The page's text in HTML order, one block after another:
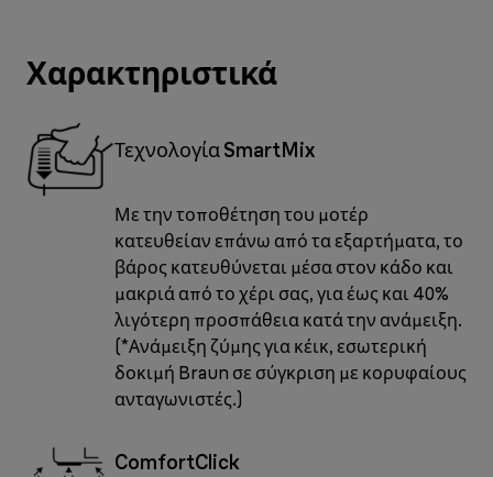
Χαρακτηριστικά
Τεχνολογία SmartMix
Με την τοποθέτηση του μοτέρ
κατευθείαν επάνω από τα εξαρτήματα, το
βάρος κατευθύνεται μέσα στον κάδο και
μακριά από το χέρι σας, για έως και 40%
λιγότερη προσπάθεια κατά την ανάμειξη.
(*Ανάμειξη ζύμης για κέικ, εσωτερική
δοκιμή Braun σε σύγκριση με κορυφαίους
ανταγωνιστές.)
ComfortClick